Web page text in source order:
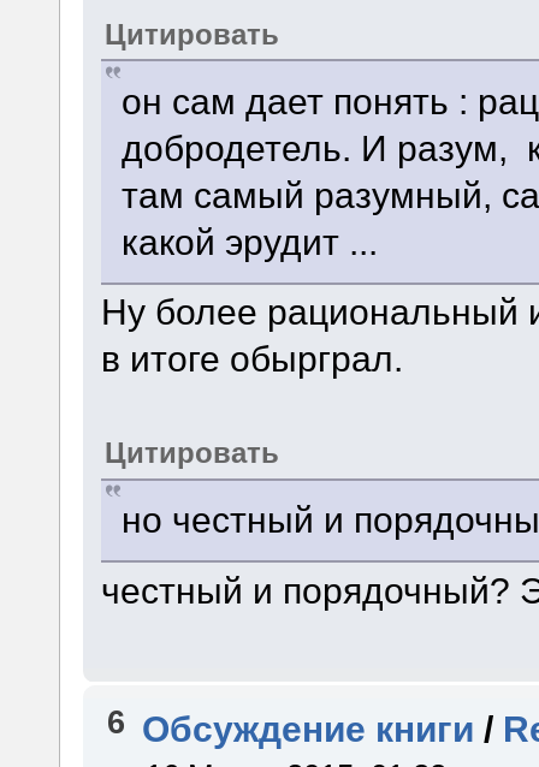
Цитировать
он сам дает понять :
добродетель. И разум,
там самый разумный,
какой эрудит ...
Ну более рациональный
в итоге обырграл.
Цитировать
но честный и
честный и порядочный?
6 Обсуждение книги /